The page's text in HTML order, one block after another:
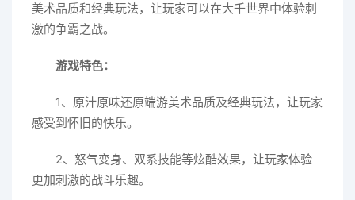
美术品质和经典玩法，让玩家可以在大千世界中体验刺
激的争霸之战。
游戏特色：
1、原汁原味还原端游美术品质及经典玩法，让玩家
感受到怀旧的快乐。
2、怒气变身、双系技能等炫酷效果，让玩家体验
更加刺激的战斗乐趣。